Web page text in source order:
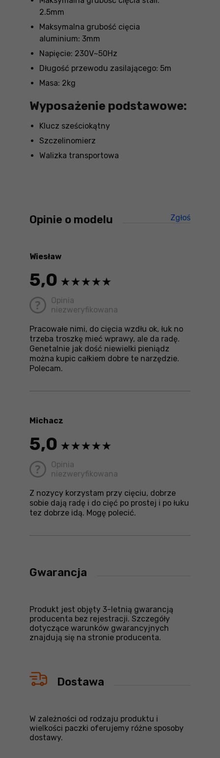
2.5mm
Maksymalna grubość cięcia
aluminium: 3mm
Napięcie: 230V~50Hz
Długość przewodu zasilającego: 5m
Masa: 2kg
Wyposażenie podstawowe:
Klucz sześciokątny
Szczelinomierz
Walizka transportowa
Opinie o modelu
Zgłoś
Wiesław
5,0
Opinia
niezweryfikowana
Pracowałe nimi, do cięcia wzdłu ok, łuk no
trzeba troszkę mieć wprawy, ale da radę.
Genetalnie jak dość niewielki pieniądz
można kupic całkiem dobre te narzędzie.
Polecam.
Michacz
5,0
Opinia
niezweryfikowana
Z nozycy korzystam przy cięciu, dobrze
sobie dają radę i do cięć po prostej i po łuku
tez dobrze idą. Mogę polecić.
Gwarancja
Produkt jest objęty 3-letnią gwarancją
producenta bez rejestracji. Szczegóły
dotyczące warunków gwarancyjnych
znajdują się na stronie producenta.
Dostawa
W zależności od rodzaju produktu i
wielkości paczki oferujemy różne sposoby
dostawy.